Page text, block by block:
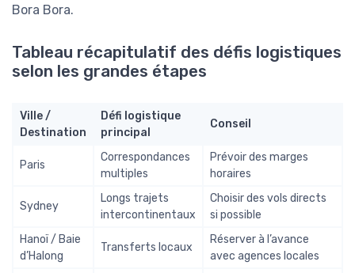
Bora Bora.
Tableau récapitulatif des défis logistiques
selon les grandes étapes
Ville /
Destination
Défi logistique
principal
Conseil
Paris
Correspondances
multiples
Prévoir des marges
horaires
Sydney
Longs trajets
intercontinentaux
Choisir des vols directs
si possible
Hanoï / Baie
d’Halong
Transferts locaux
Réserver à l’avance
avec agences locales